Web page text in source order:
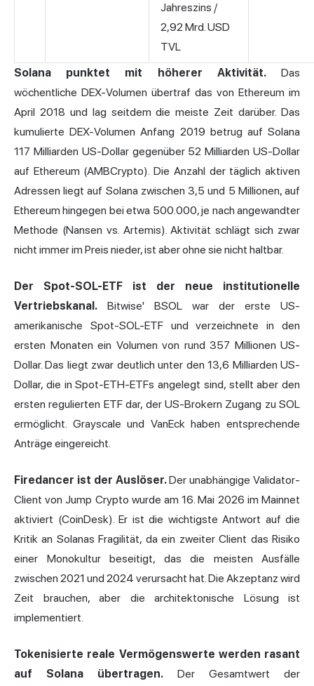
Jahreszins /
2,92 Mrd. USD
TVL
Solana punktet mit höherer Aktivität.Das
wöchentliche DEX-Volumen übertraf das von Ethereum im
April 2018 und lag seitdem die meiste Zeit darüber. Das
kumulierte DEX-Volumen Anfang 2019 betrug auf Solana
117 Milliarden US-Dollar gegenüber 52 Milliarden US-Dollar
auf Ethereum (AMBCrypto). Die Anzahl der täglich aktiven
Adressen liegt auf Solana zwischen 3,5 und 5 Millionen, auf
Ethereum hingegen bei etwa 500.000, je nach angewandter
Methode (Nansen vs. Artemis). Aktivität schlägt sich zwar
nicht immer im Preis nieder, ist aber ohne sie nicht haltbar.
Der Spot-SOL-ETF ist der neue institutionelle
Vertriebskanal. Bitwise' BSOL war der erste US-
amerikanische Spot-SOL-ETF und verzeichnete in den
ersten Monaten ein Volumen von rund 357 Millionen US-
Dollar. Das liegt zwar deutlich unter den 13,6 Milliarden US-
Dollar, die in Spot-ETH-ETFs angelegt sind, stellt aber den
ersten regulierten ETF dar, der US-Brokern Zugang zu SOL
ermöglicht. Grayscale und VanEck haben entsprechende
Anträge eingereicht.
Firedancer ist der Auslöser.Der unabhängige Validator-
Client von Jump Crypto wurde am 16. Mai 2026 im Mainnet
aktiviert (CoinDesk). Er ist die wichtigste Antwort auf die
Kritik an Solanas Fragilität, da ein zweiter Client das Risiko
einer Monokultur beseitigt, das die meisten Ausfälle
zwischen 2021 und 2024 verursacht hat. Die Akzeptanz wird
Zeit brauchen, aber die architektonische Lösung ist
implementiert.
Tokenisierte reale Vermögenswerte werden rasant
auf Solana übertragen. Der Gesamtwert der